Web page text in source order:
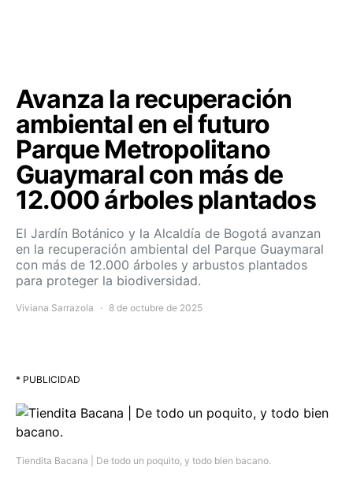
Avanza la recuperación
ambiental en el futuro
Parque Metropolitano
Guaymaral con más de
12.000 árboles plantados
El Jardín Botánico y la Alcaldía de Bogotá avanzan
en la recuperación ambiental del Parque Guaymaral
con más de 12.000 árboles y arbustos plantados
para proteger la biodiversidad.
Viviana Sarrazola 8 de octubre de 2025
* PUBLICIDAD
Tiendita Bacana | De todo un poquito, y todo bien bacano.